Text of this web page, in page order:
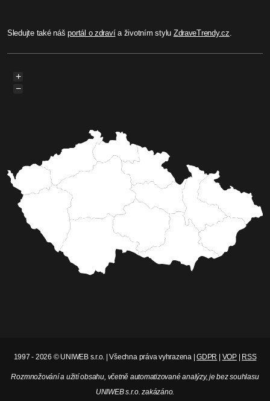
Sledujte také nášportál o zdravía životním stylu ZdraveTrendy.cz.
+
−
1997 - 2026 © UNIWEB s.r.o. | Všechna práva vyhrazena |GDPR VOP| RSS
Rozmnožování a užití obsahu, včetně automatizované analýzy, je bez souhlasu
UNIWEB s.r.o. zakázáno.